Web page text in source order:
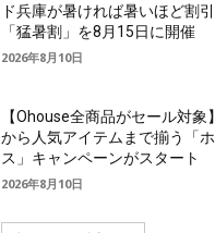
ド兵庫が暑ければ暑いほど割
「猛暑割」を8月15日に開催
2026年8月10日
【Ohouse全商品がセール対象
から人気アイテムまで揃う「
ス」キャンペーンがスタート
2026年8月10日